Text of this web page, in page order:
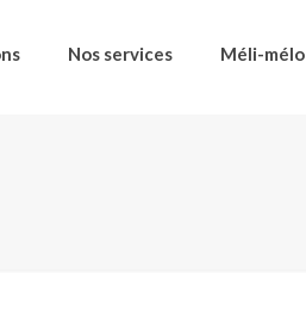
Nos services Méli-mélo